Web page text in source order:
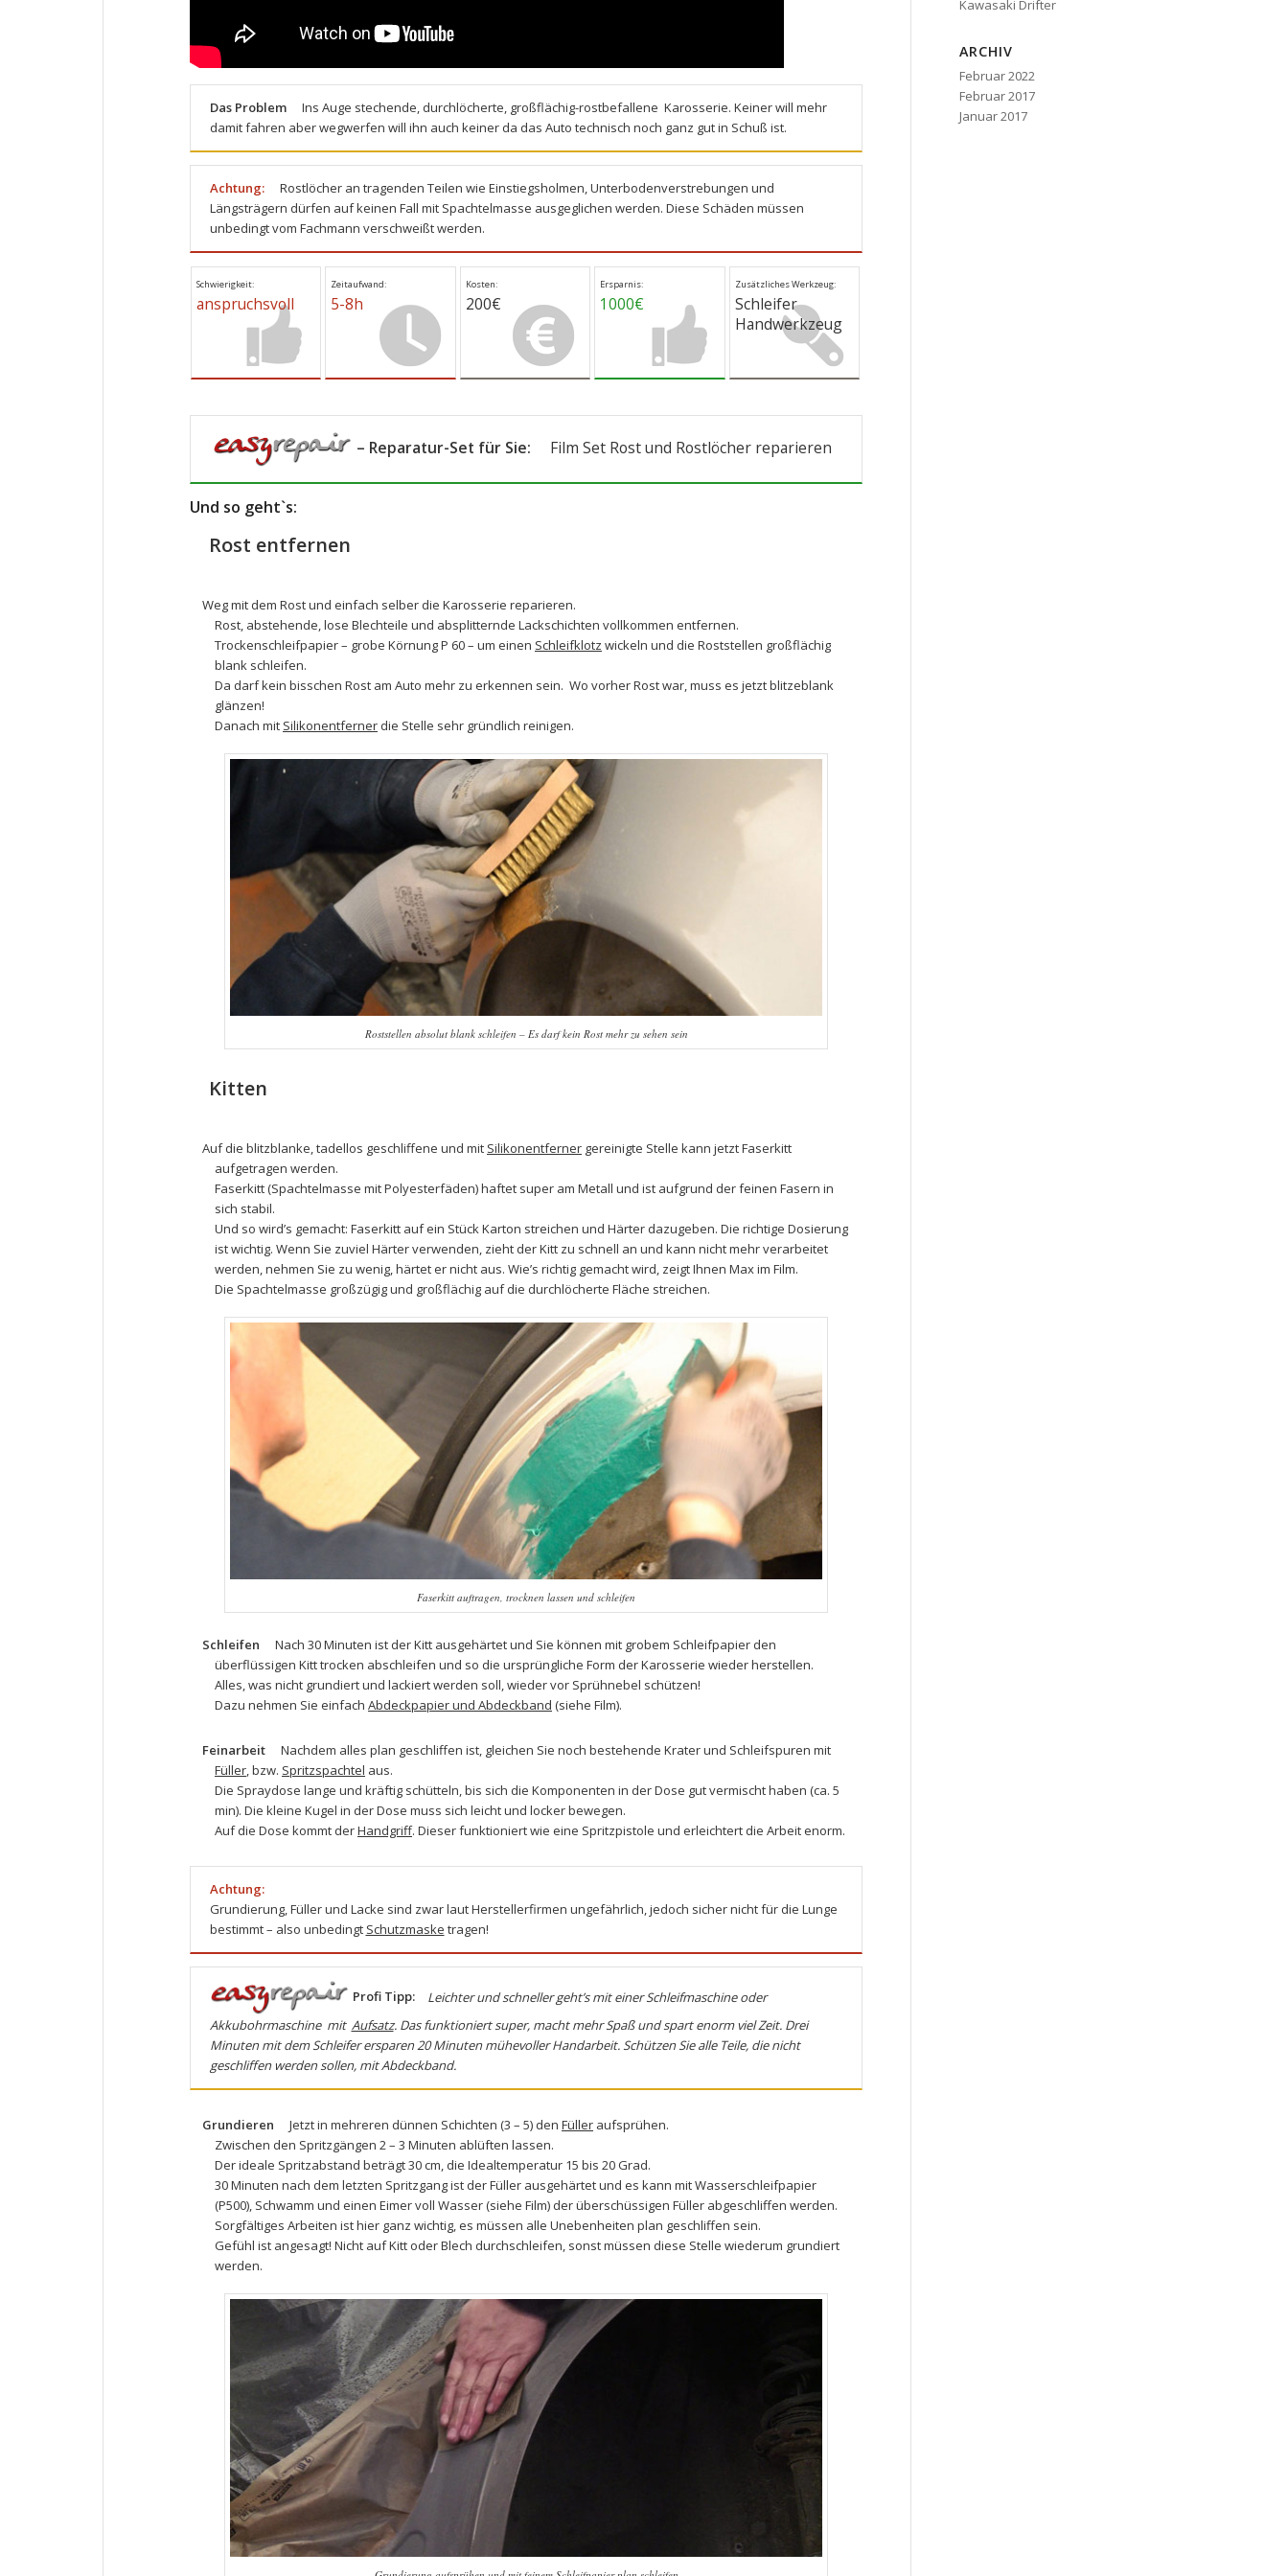
Das Problem
Ins Auge stechende, durchlöcherte, großflächig-rostbefallene Karosserie. Keiner will mehr
damit fahren aber wegwerfen will ihn auch keiner da das Auto technisch noch ganz gut in Schuß ist.
Achtung:
Rostlöcher an tragenden Teilen wie Einstiegsholmen, Unterbodenverstrebungen und
Längsträgern dürfen auf keinen Fall mit Spachtelmasse ausgeglichen werden. Diese Schäden müssen
unbedingt vom Fachmann verschweißt werden.
Schwierigkeit:
anspruchsvoll
Zeitaufwand:
5-8h
Kosten:
200€
Ersparnis:
1000€
Zusätzliches Werkzeug:
Schleifer
Handwerkzeug
– Reparatur-Set für Sie: Film Set Rost und Rostlöcher reparieren
Und so geht`s:
Rost entfernen
Weg mit dem Rost und einfach selber die Karosserie reparieren.
Rost, abstehende, lose Blechteile und absplitternde Lackschichten vollkommen entfernen.
Trockenschleifpapier– grobe Körnung P 60 – um einen Schleifklotz wickeln und die Roststellen großflächig
blank schleifen.
Da darf kein bisschen Rost am Auto mehr zu erkennen sein. Wo vorher Rost war, muss es jetzt blitzeblank
glänzen!
Danach mit Silikonentferner die Stelle sehr gründlich reinigen.
Roststellen absolut blank schleifen – Es darf kein Rost mehr zu sehen sein
Kitten
Auf die blitzblanke, tadellos geschliffene und mit Silikonentferner gereinigte Stelle kann jetztFaserkitt
aufgetragen werden.
Faserkitt (Spachtelmasse mit Polyesterfäden) haftet super am Metall und ist aufgrund der feinen Fasern in
sich stabil.
Und so wird’s gemacht: Faserkitt auf ein Stück Karton streichen und Härter dazugeben. Die richtige Dosierung
ist wichtig. Wenn Sie zuviel Härter verwenden, zieht der Kitt zu schnell an und kann nicht mehr verarbeitet
werden, nehmen Sie zu wenig, härtet er nicht aus. Wie’s richtig gemacht wird, zeigt Ihnen Max im Film.
Die Spachtelmasse großzügig und großflächig auf die durchlöcherte Fläche streichen.
Faserkitt auftragen, trocknen lassen und schleifen
Schleifen Nach 30 Minuten ist der Kitt ausgehärtet und Sie können mit grobem Schleifpapier den
überflüssigen Kitt trocken abschleifen und so die ursprüngliche Form der Karosserie wieder herstellen.
Alles, was nicht grundiert und lackiert werden soll, wieder vor Sprühnebel schützen!
Dazu nehmen Sie einfach Abdeckpapier und Abdeckband (siehe Film).
Feinarbeit
Nachdem alles plan geschliffen ist, gleichen Sie noch bestehende Krater und Schleifspuren mit
Füller, bzw. Spritzspachtel aus.
Die Spraydose lange und kräftig schütteln, bis sich die Komponenten in der Dose gut vermischt haben (ca. 5
min). Die kleine Kugel in der Dose muss sich leicht und locker bewegen.
Auf die Dose kommt derHandgriff. Dieser funktioniert wie eine Spritzpistole und erleichtert die Arbeit enorm.
Achtung:
Grundierung, Füller und Lacke sind zwar laut Herstellerfirmen ungefährlich, jedoch sicher nicht für die Lunge
bestimmt – also unbedingt Schutzmaske tragen!
Profi Tipp:
Leichter und schneller geht’s mit einer Schleifmaschine oder
Akkubohrmaschine mit Aufsatz. Das funktioniert super, macht mehr Spaß und spart enorm viel Zeit. Drei
Minuten mit dem Schleifer ersparen 20 Minuten mühevoller Handarbeit. Schützen Sie alle Teile, die nicht
geschliffen werden sollen, mit Abdeckband.
Grundieren Jetzt in mehreren dünnen Schichten (3 – 5) den Füller aufsprühen.
Zwischen den Spritzgängen 2 – 3 Minuten ablüften lassen.
Der ideale Spritzabstand beträgt 30 cm, die Idealtemperatur 15 bis 20 Grad.
30 Minuten nach dem letzten Spritzgang ist der Füller ausgehärtet und es kann mitWasserschleifpapier
(P500), Schwamm und einen Eimer voll Wasser (siehe Film) der überschüssigen Füller abgeschliffen werden.
Sorgfältiges Arbeiten ist hier ganz wichtig, es müssen alle Unebenheiten plan geschliffen sein.
Gefühl ist angesagt! Nicht auf Kitt oder Blech durchschleifen, sonst müssen diese Stelle wiederum grundiert
werden.
Kawasaki Drifter
ARCHIV
Februar 2022
Februar 2017
Januar 2017